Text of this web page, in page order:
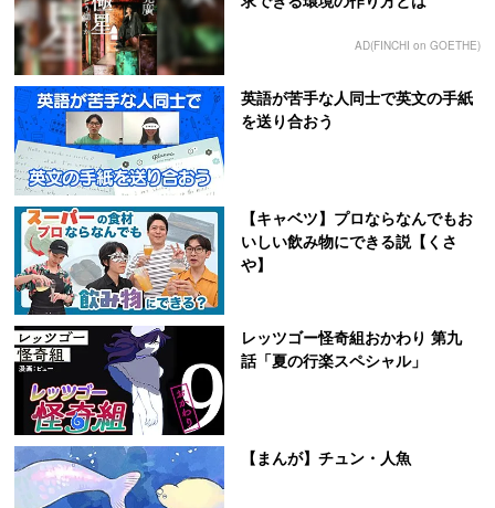
AD(FINCHI on GOETHE)
英語が苦手な人同士で英文の手紙
を送り合おう
【キャベツ】プロならなんでもお
いしい飲み物にできる説【くさ
や】
レッツゴー怪奇組おかわり 第九
話「夏の行楽スペシャル」
【まんが】チュン・人魚